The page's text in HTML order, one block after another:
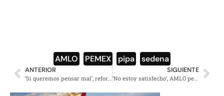
AMLO PEMEX pipa sedena
ANTERIOR SIGUIENTE
‘No estoy satisfecho’, AMLO pedirá cambios sobre la Guardia Nacional